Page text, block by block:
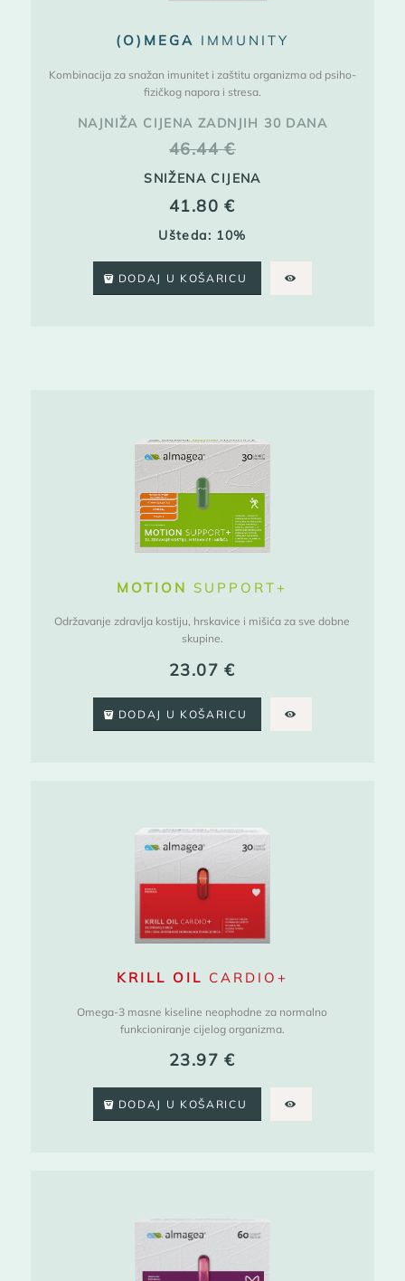
(O)MEGA IMMUNITY
Kombinacija za snažan imunitet i zaštitu organizma od psiho-
fizičkog napora i stresa.
NAJNIŽA CIJENA ZADNJIH 30 DANA
46.44€
SNIŽENA CIJENA
41.80€
Ušteda: 10%
DODAJ U KOŠARICU
MOTION SUPPORT+
Održavanje zdravlja kostiju, hrskavice i mišića za sve dobne
skupine.
23.07€
DODAJ U KOŠARICU
KRILL OIL CARDIO+
Omega-3 masne kiseline neophodne za normalno
funkcioniranje cijelog organizma.
23.97€
DODAJ U KOŠARICU